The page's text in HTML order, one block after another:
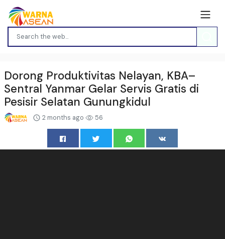
Dorong Produktivitas Nelayan, KBA–
Sentral Yanmar Gelar Servis Gratis di
Pesisir Selatan Gunungkidul
2 months ago 56